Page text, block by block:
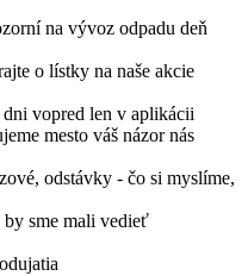
na vývoz odpadu deň
o lístky na naše akcie
vopred len v aplikácii
mesto váš názor nás
odstávky - čo si myslíme,
by sme mali vedieť